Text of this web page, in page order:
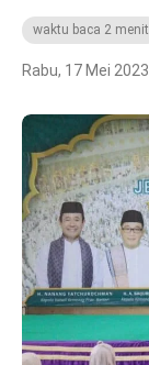
waktu baca 2 menit
Rabu, 17 Mei